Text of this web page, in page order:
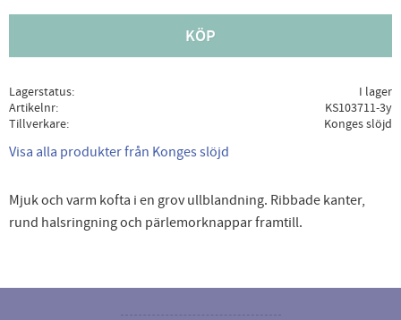
KÖP
Lagerstatus
I lager
Artikelnr
KS103711-3y
Tillverkare
Konges slöjd
Visa alla produkter från Konges slöjd
Mjuk och varm kofta i en grov ullblandning. Ribbade kanter,
rund halsringning och pärlemorknappar framtill.